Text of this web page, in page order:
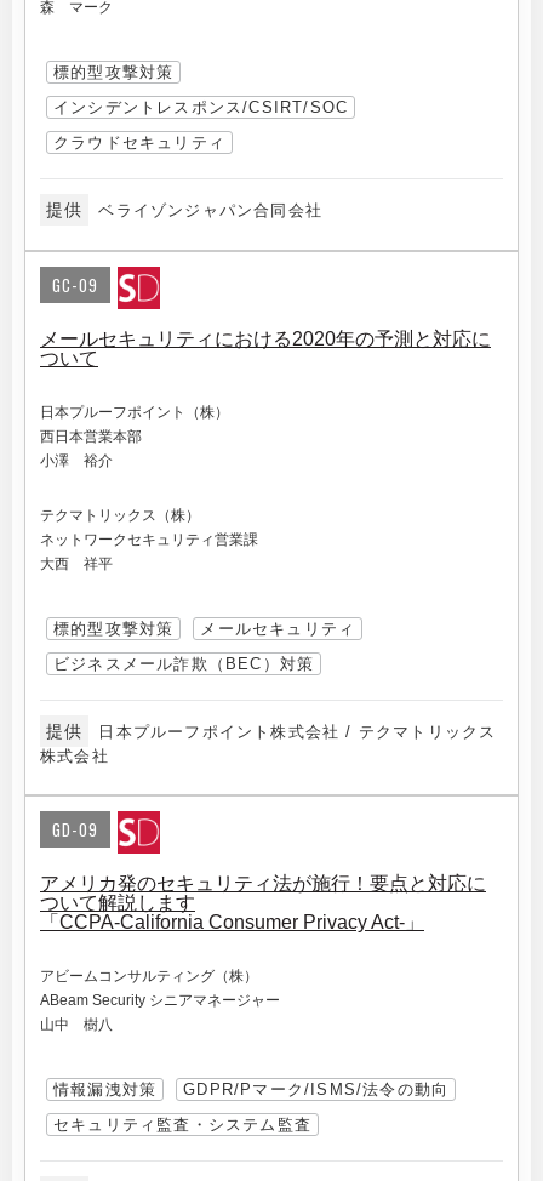
森 マーク
標的型攻撃対策
インシデントレスポンス/CSIRT/SOC
クラウドセキュリティ
提供 ベライゾンジャパン合同会社
GC-09
メールセキュリティにおける2020年の予測と対応に
ついて
日本プルーフポイント（株）
西日本営業本部
小澤 裕介
テクマトリックス（株）
ネットワークセキュリティ営業課
大西 祥平
標的型攻撃対策
メールセキュリティ
ビジネスメール詐欺（BEC）対策
提供
日本プルーフポイント株式会社 / テクマトリックス
株式会社
GD-09
アメリカ発のセキュリティ法が施行！要点と対応に
ついて解説します
「CCPA-California Consumer Privacy Act-」
アビームコンサルティング（株）
ABeam Security シニアマネージャー
山中 樹八
情報漏洩対策
GDPR/Pマーク/ISMS/法令の動向
セキュリティ監査・システム監査